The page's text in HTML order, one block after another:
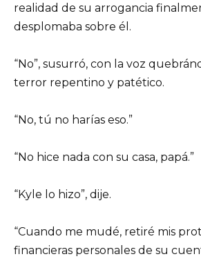
realidad de su arrogancia
desplomaba sobre él.
“No”, susurró, con la voz
terror repentino y patético.
“No, tú no harías eso.”
“No hice nada con su casa, papá.”
“Kyle lo hizo”, dije.
“Cuando me mudé, retiré mis
financieras personales de su